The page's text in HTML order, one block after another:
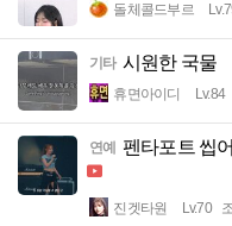
돌체콜드부르
기타 시원한 국물
휴면아이디 Lv.84
연예 펜타포트 씹
진겟타원 Lv.70